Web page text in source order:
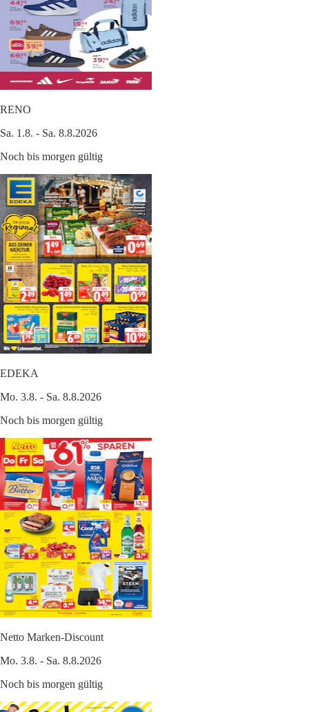
RENO
Sa. 1.8. - Sa. 8.8.2026
Noch bis morgen gültig
EDEKA
Mo. 3.8. - Sa. 8.8.2026
Noch bis morgen gültig
Netto Marken-Discount
Mo. 3.8. - Sa. 8.8.2026
Noch bis morgen gültig